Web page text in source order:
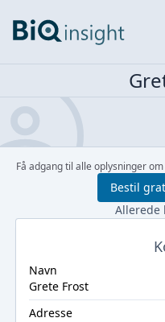
Få adgang til alle oplysninger
Bestil
Allerede
Navn
Grete Frost
Adresse